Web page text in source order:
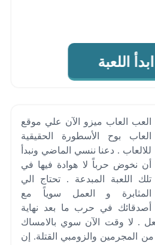
اللعبة
العب العاب ميزو الآن علي موقع
العاب بوح الأسطورة الحقيقية
للالعاب . دعنا ننسي الماضي ونبدأ
أن نخوض حرباً لا هوادة فيها في
تلك اللعبة المبدعة . تحتاج الي
المثابرة و العمل سوياً مع
أصدقائك في حرب ما بعد نهاية
. لا وقت الآن سوي بالامساك
المجرمين والزومبي القتلة. إن